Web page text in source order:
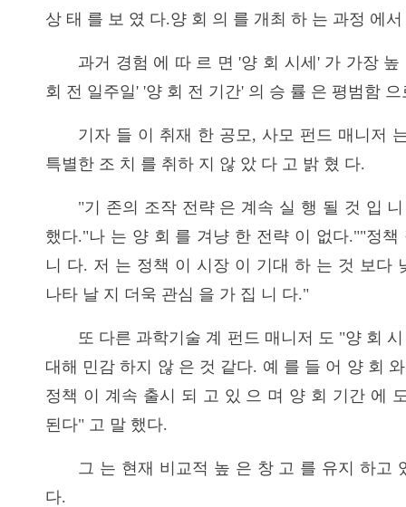
상 태 를 보 였 다.양 회 의 를 개최 하 는 과정 에
과거 경험 에 따 르 면 '양 회 시세' 가 가장
회 전 일주일' '양 회 전 기간' 의 승 률 은 평범함
기자 들 이 취재 한 공모, 사모 펀드 매니저
특별한 조 치 를 취하 지 않 았 다 고 밝 혔 다.
"기 존의 조작 전략 은 계속 실 행 될 것 입
했다."나 는 양 회 를 겨냥 한 전략 이 없다.""정
니 다. 저 는 정책 이 시장 이 기대 하 는 것 보다
나타 날 지 더욱 관심 을 가 집 니 다."
또 다른 과학기술 계 펀드 매니저 도 "양 회
대해 민감 하지 않 은 것 같다. 예 를 들 어 양 회
정책 이 계속 출시 되 고 있 으 며 양 회 기간 에
된다" 고 말 했다.
그 는 현재 비교적 높 은 창 고 를 유지 하고
다.